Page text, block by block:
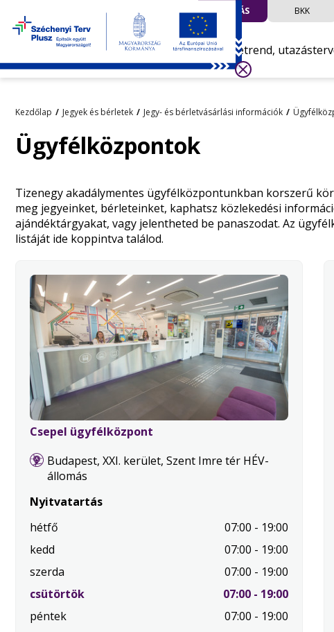
UTAZÁS BKK
Menetrend,
Kezdőlap Jegyek és bérletek Jegy- és bérletvásárlási információk
Ügyfélközpontok
Tizenegy akadálymentes ügyfélközpontunkban korszerű
meg jegyeinket, bérleteinket, kaphatsz közlekedési
ajándéktárgyakat, vagy jelentheted be panaszodat. Az
listáját ide koppintva találod.
Csepel ügyfélközpont
Budapest, XXI. kerület, Szent Imre tér HÉV-
állomás
Nyitvatartás
hétfő
07:00 - 19:00
kedd
07:00 - 19:00
szerda
07:00 - 19:00
csütörtök.
07:00 - 19:00
péntek
07:00 - 19:00